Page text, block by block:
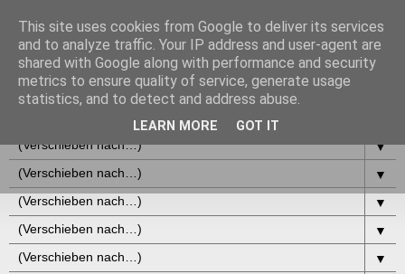
▼
▼
▼
▼
▼
This site uses cookies from Google to deliver its services
and to analyze traffic. Your IP address and user-agent are
shared with Google along with performance and security
metrics to ensure quality of service, generate usage
statistics, and to detect and address abuse.
LEARN MORE GOT IT